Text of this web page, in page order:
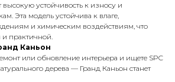
высокую устойчивость к износу и
Эта модель устойчива к влаге,
и химическим воздействиям, что
и практичной.
Каньон
или обновление интерьера и ищете SPC
дерева — Гранд Каньон станет